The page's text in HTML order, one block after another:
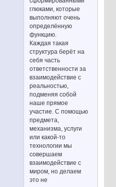
глюками, которые
выполняют очень
определённую
функцию.
Каждая такая
структура берёт на
себя часть
ответственности за
взаимодействие с
реальностью,
подменяя собой
наше прямое
участие. С помощью
предмета,
механизма, услуги
или какой-то
технологии мы
совершаем
взаимодействие с
миром, но делаем
это не